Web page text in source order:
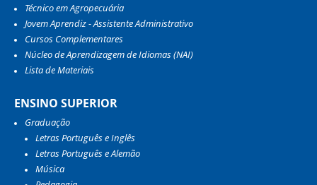
Técnico em Agropecuária
Jovem Aprendiz - Assistente Administrativo
Cursos Complementares
Núcleo de Aprendizagem de Idiomas (NAI)
Lista de Materiais
ENSINO SUPERIOR
Graduação
Letras Português e Inglês
Letras Português e Alemão
Música